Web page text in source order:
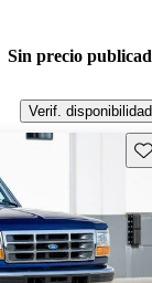
Sin precio
Verif. disponibilidad